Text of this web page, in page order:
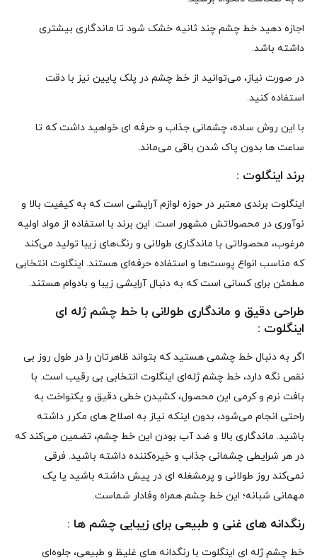
اجازه دهید خط چشم چند ثانیه خشک شود تا ماندگاری بیشتری
داشته باشد.
در صورت نیاز، می‌توانید از خط چشم در پلک پایین نیز با دقت
استفاده کنید.
با این روش ساده، چشمانی جذاب و حرفه‌ ای خواهید داشت که تا
ساعت‌ ها بدون پاک شدن باقی می‌ماند.
برند اینگلوت :
اینگلوت برندی معتبر در حوزه لوازم آرایشی است که به کیفیت بالا و
نوآوری در محصولاتش مشهور است. این برند با استفاده از مواد اولیه
مرغوب، محصولاتی با ماندگاری طولانی و رنگ‌های زیبا تولید می‌کند
که مناسب انواع پوست‌ها و استفاده حرفه‌ای هستند. اینگلوت انتخابی
مطمئن برای کسانی است که به دنبال آرایشی زیبا و بادوام هستند.
طراحی دقیق و ماندگاری طولانی با خط چشم ژله‌ ای
اینگلوت :
اگر به دنبال خط چشمی هستید که بتواند ظاهرتان را در طول روز بی‌
نقص نگه دارد، خط چشم ژله‌ای اینگلوت انتخابی بی‌ رقیب است. با
بافت نرم و کرمی این محصول، کشیدن خطی دقیق و یکنواخت به
راحتی انجام می‌شود، بدون اینکه نیاز به اصلاح‌ های مکرر داشته
باشید. ماندگاری بالا و ضد آب بودن این خط چشم، تضمین می‌کند که
در هر شرایطی چشمانی جذاب و خیره‌کننده داشته باشید. فرقی
نمی‌کند روز طولانی و پرمشغله‌ ای در پیش داشته باشید یا یک
مهمانی شبانه؛ این خط چشم همراه وفادار شماست.
رنگدانه‌ های غنی و طبیعی برای زیبایی چشم‌ ها :
خط چشم ژله‌ ای اینگلوت با رنگدانه‌ های غلیظ و طبیعی، جلوه‌ای